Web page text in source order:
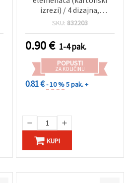
izrezi) / 4 dizajna,
dimenzije od 30x35 mm
SKU: 832203
0.90€ 1-4 pak.
POPUSTI
ZA KOLIČINU
0.81 €- 10 %5 pak. +
KUPI